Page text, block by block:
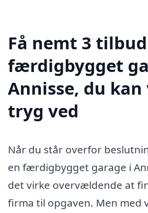
Få nemt 3
færdigbygget
Annisse, du
tryg ved
Når du står overfor
en færdigbygget garage i
det virke overvældende at
firma til opgaven. Men med